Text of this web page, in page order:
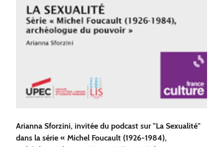
Arianna Sforzini, invitée du podcast sur "La Sexualité"
dans la série « Michel Foucault (1926-1984),